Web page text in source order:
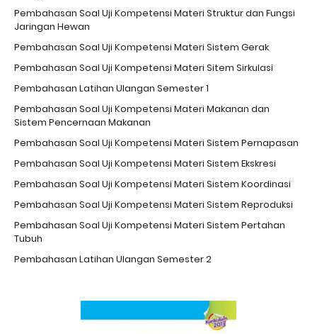
Pembahasan Soal Uji Kompetensi Materi Struktur dan Fungsi
Jaringan Hewan
Pembahasan Soal Uji Kompetensi Materi Sistem Gerak
Pembahasan Soal Uji Kompetensi Materi Sitem Sirkulasi
Pembahasan Latihan Ulangan Semester 1
Pembahasan Soal Uji Kompetensi Materi Makanan dan
Sistem Pencernaan Makanan
Pembahasan Soal Uji Kompetensi Materi Sistem Pernapasan
Pembahasan Soal Uji Kompetensi Materi Sistem Ekskresi
Pembahasan Soal Uji Kompetensi Materi Sistem Koordinasi
Pembahasan Soal Uji Kompetensi Materi Sistem Reproduksi
Pembahasan Soal Uji Kompetensi Materi Sistem Pertahan
Tubuh
Pembahasan Latihan Ulangan Semester 2